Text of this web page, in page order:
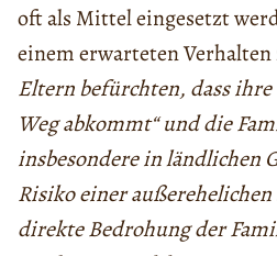
oft als Mittel eingesetzt
einem erwarteten Verhalten
Eltern befürchten, dass
Weg abkommt“ und die
insbesondere in ländlichen
Risiko einer außerehelichen
direkte Bedrohung der